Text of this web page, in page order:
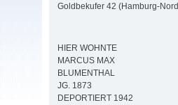
Goldbekufer 42 (Hamburg-
HIER WOHNTE
MARCUS MAX
BLUMENTHAL
JG. 1873
DEPORTIERT 1942